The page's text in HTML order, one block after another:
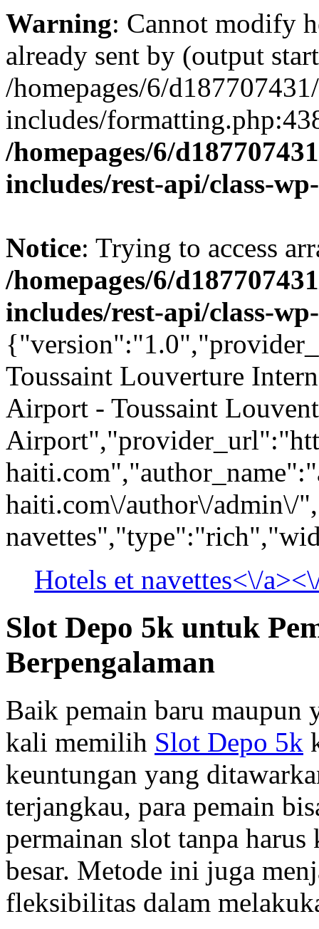
Warning: Cannot modify
already sent by (output
/homepages/6/
includes/
/homepages/6/
includes/rest-api/class-
Notice: Trying to access
/homepages/6/
includes/rest-api/class-
Toussaint Louverture
Airport - Toussaint
haiti.com\/author\/admin\/
Hotels et navettes<\/
Slot Depo 5k untuk
Berpengalaman
Baik pemain baru maupun
kali memilih Slot Depo 5k
keuntungan yang
terjangkau, para pemain
permainan slot tanpa
besar. Metode ini juga
fleksibilitas dalam